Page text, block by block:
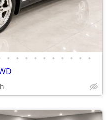
• • • • • • • • • •